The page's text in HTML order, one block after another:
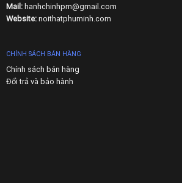
Mail: hanhchinhpm@gmail.com
Website:noithatphuminh.com
CHÍNH SÁCH BÁN HÀNG
Chính sách bán hàng
Đổi trả và bảo hành